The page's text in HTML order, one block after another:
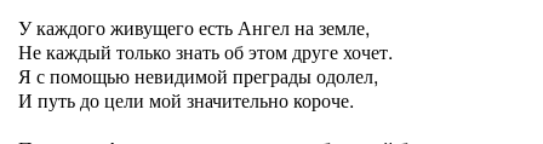
У каждого живущего есть Ангел на земле,
Не каждый только знать об этом друге хочет.
Я с помощью невидимой преграды одолел,
И путь до цели мой значительно короче.